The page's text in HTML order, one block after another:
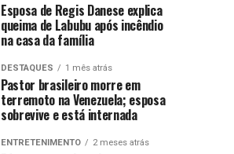
Esposa de Regis Danese explica
queima de Labubu após incêndio
na casa da família
DESTAQUES 1 mês atrás
Pastor brasileiro morre em
terremoto na Venezuela; esposa
sobrevive e está internada
ENTRETENIMENTO 2 meses atrás